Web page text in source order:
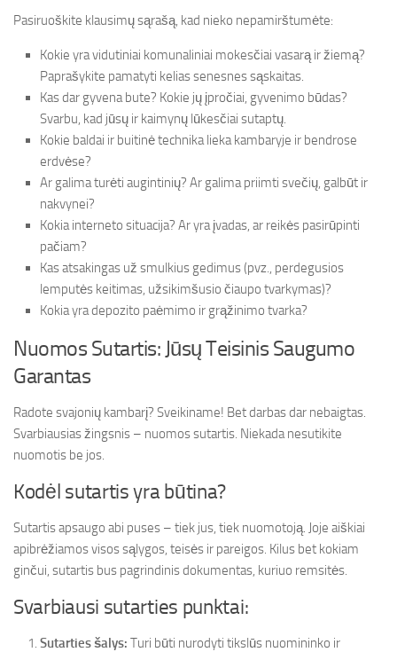
Pasiruoškite klausimų sąrašą, kad nieko nepamirštumėte:
Kokie yra vidutiniai komunaliniai mokesčiai vasarą ir žiemą?
Paprašykite pamatyti kelias senesnes sąskaitas.
Kas dar gyvena bute? Kokie jų įpročiai, gyvenimo būdas?
Svarbu, kad jūsų ir kaimynų lūkesčiai sutaptų.
Kokie baldai ir buitinė technika lieka kambaryje ir bendrose
erdvėse?
Ar galima turėti augintinių? Ar galima priimti svečių, galbūt ir
nakvynei?
Kokia interneto situacija? Ar yra įvadas, ar reikės pasirūpinti
pačiam?
Kas atsakingas už smulkius gedimus (pvz., perdegusios
lemputės keitimas, užsikimšusio čiaupo tvarkymas)?
Kokia yra depozito paėmimo ir grąžinimo tvarka?
Nuomos Sutartis: Jūsų Teisinis Saugumo
Garantas
Radote svajonių kambarį? Sveikiname! Bet darbas dar nebaigtas.
Svarbiausias žingsnis – nuomos sutartis. Niekada nesutikite
nuomotis be jos.
Kodėl sutartis yra būtina?
Sutartis apsaugo abi puses – tiek jus, tiek nuomotoją. Joje aiškiai
apibrėžiamos visos sąlygos, teisės ir pareigos. Kilus bet kokiam
ginčui, sutartis bus pagrindinis dokumentas, kuriuo remsitės.
Svarbiausi sutarties punktai:
Sutarties šalys: Turi būti nurodyti tikslūs nuomininko ir